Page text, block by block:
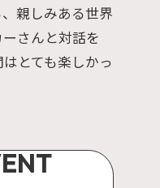
親しみある世界
さんと対話を
とても楽しかっ